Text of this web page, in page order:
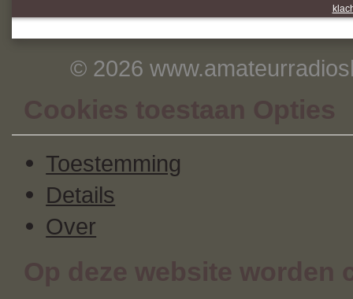
© 2026
Cookies toestaan Opties
Toestemming
Details
Over
Op deze website worden